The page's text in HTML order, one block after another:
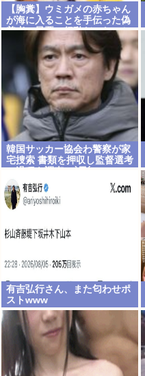
【胸糞】ウミガメの赤ちゃん
が海に入ることを手伝った偽
善者、最悪の行動だったこと
が判明
韓国サッカー協会わ警察が家
宅捜索 書類を押収し監督選考
有吉弘行さん、また匂わせポ
ストwww